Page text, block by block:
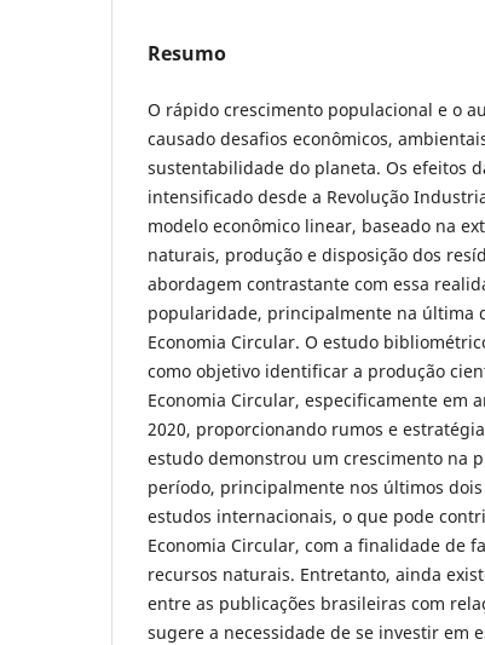
Resumo
O rápido crescimento populacional e o
causado desafios econômicos,
sustentabilidade do planeta. Os efeitos
intensificado desde a Revolução
modelo econômico linear, baseado na
naturais, produção e disposição dos
abordagem contrastante com essa
popularidade, principalmente na última
Economia Circular. O estudo
como objetivo identificar a produção
Economia Circular, especificamente em
2020, proporcionando rumos e
estudo demonstrou um crescimento na
período, principalmente nos últimos
estudos internacionais, o que pode
Economia Circular, com a finalidade de
recursos naturais. Entretanto, ainda
entre as publicações brasileiras com
sugere a necessidade de se investir em